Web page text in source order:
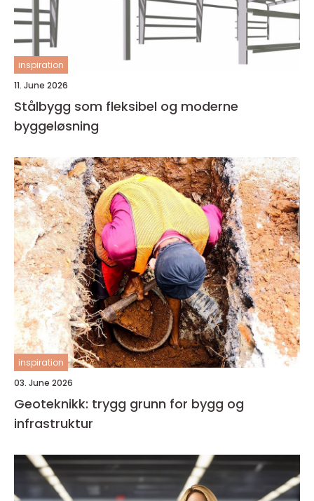
inspiration
11. June 2026
Stålbygg som fleksibel og moderne
byggeløsning
inspiration
03. June 2026
Geoteknikk: trygg grunn for bygg og
infrastruktur